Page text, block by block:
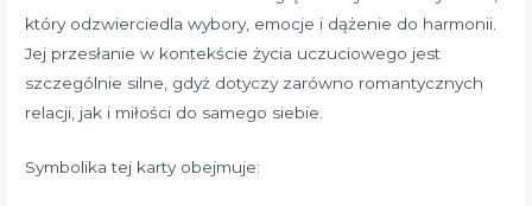
który odzwierciedla wybory, emocje i dążenie do harmonii.
Jej przesłanie w kontekście życia uczuciowego jest
szczególnie silne, gdyż dotyczy zarówno romantycznych
relacji, jak i miłości do samego siebie.
Symbolika tej karty obejmuje: